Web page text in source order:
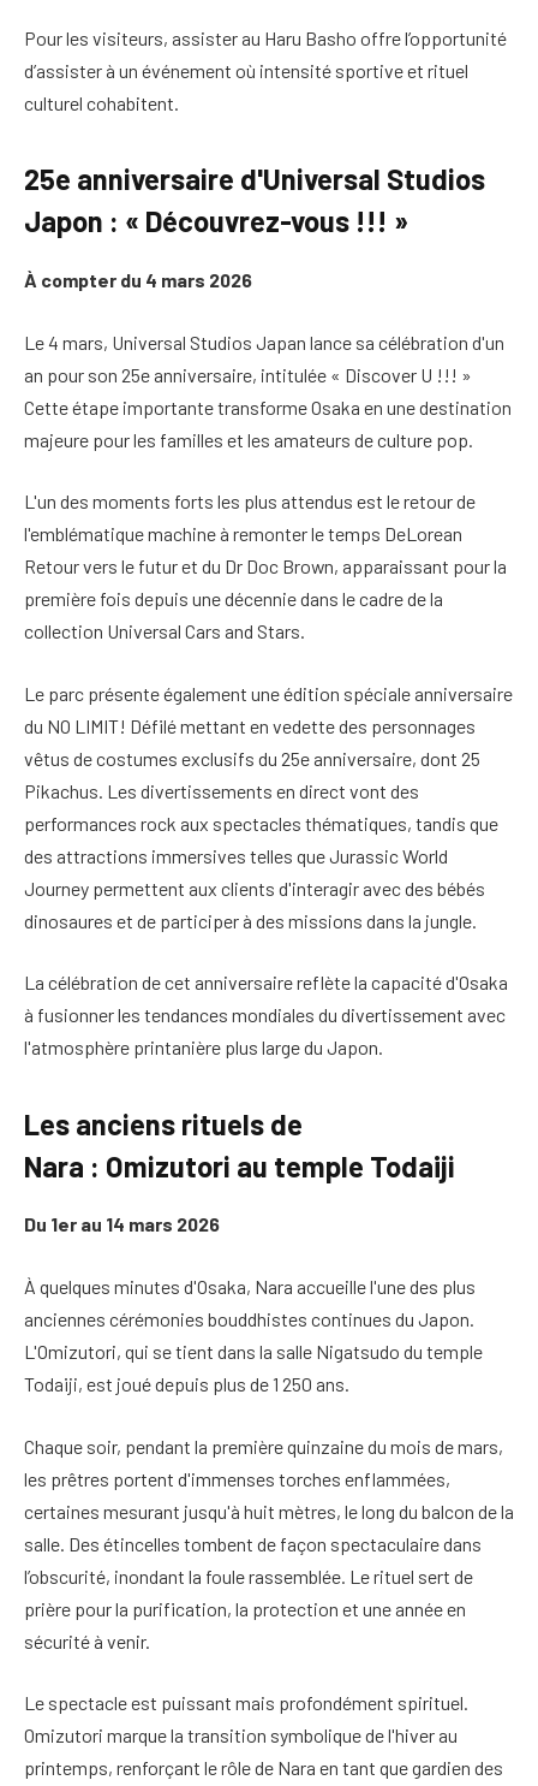
Pour les visiteurs, assister au Haru Basho offre l’opportunité
d’assister à un événement où intensité sportive et rituel
culturel cohabitent.
25e anniversaire d'Universal Studios
Japon : « Découvrez-vous !!! »
À compter du 4 mars 2026
Le 4 mars, Universal Studios Japan lance sa célébration d'un
an pour son 25e anniversaire, intitulée « Discover U !!! »
Cette étape importante transforme Osaka en une destination
majeure pour les familles et les amateurs de culture pop.
L'un des moments forts les plus attendus est le retour de
l'emblématique machine à remonter le temps DeLorean
Retour vers le futur et du Dr Doc Brown, apparaissant pour la
première fois depuis une décennie dans le cadre de la
collection Universal Cars and Stars.
Le parc présente également une édition spéciale anniversaire
du NO LIMIT! Défilé mettant en vedette des personnages
vêtus de costumes exclusifs du 25e anniversaire, dont 25
Pikachus. Les divertissements en direct vont des
performances rock aux spectacles thématiques, tandis que
des attractions immersives telles que Jurassic World
Journey permettent aux clients d'interagir avec des bébés
dinosaures et de participer à des missions dans la jungle.
La célébration de cet anniversaire reflète la capacité d'Osaka
à fusionner les tendances mondiales du divertissement avec
l'atmosphère printanière plus large du Japon.
Les anciens rituels de
Nara : Omizutori au temple Todaiji
Du 1er au 14 mars 2026
À quelques minutes d'Osaka, Nara accueille l'une des plus
anciennes cérémonies bouddhistes continues du Japon.
L'Omizutori, qui se tient dans la salle Nigatsudo du temple
Todaiji, est joué depuis plus de 1 250 ans.
Chaque soir, pendant la première quinzaine du mois de mars,
les prêtres portent d'immenses torches enflammées,
certaines mesurant jusqu'à huit mètres, le long du balcon de la
salle. Des étincelles tombent de façon spectaculaire dans
l’obscurité, inondant la foule rassemblée. Le rituel sert de
prière pour la purification, la protection et une année en
sécurité à venir.
Le spectacle est puissant mais profondément spirituel.
Omizutori marque la transition symbolique de l'hiver au
printemps, renforçant le rôle de Nara en tant que gardien des